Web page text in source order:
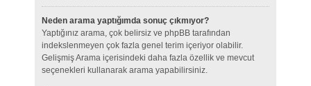
Neden arama yaptığımda sonuç çıkmıyor?
Yaptığınız arama, çok belirsiz ve phpBB tarafından
indekslenmeyen çok fazla genel terim içeriyor olabilir.
Gelişmiş Arama içerisindeki daha fazla özellik ve mevcut
seçenekleri kullanarak arama yapabilirsiniz.